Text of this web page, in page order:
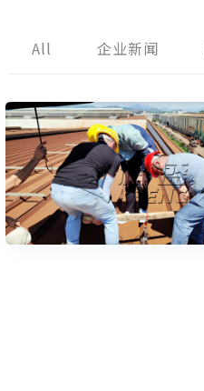
All 企业新闻